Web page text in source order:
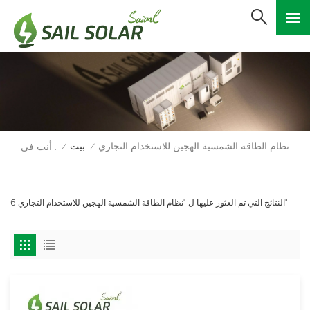
أنت في : / بيت / نظام الطاقة الشمسية الهجين للاستخدام التجاري
6 النتائج التي تم العثور عليها ل "نظام الطاقة الشمسية الهجين للاستخدام التجاري"